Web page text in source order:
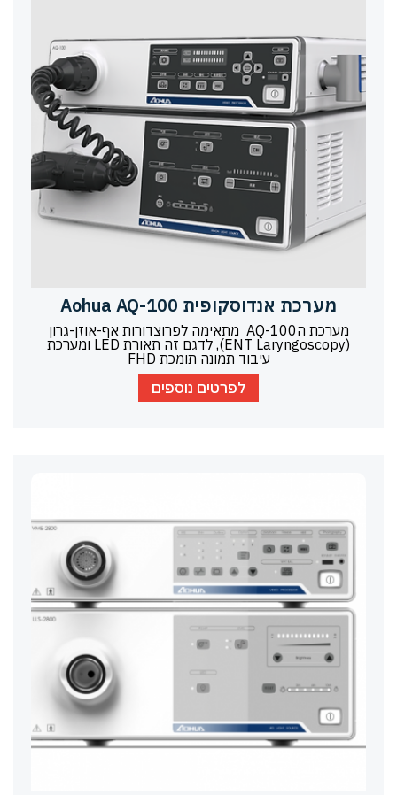
מערכת אנדוסקופית Aohua AQ-100
מערכת הAQ-100 מתאימה לפרוצדורות אף-אוזן-גרון
(ENT Laryngoscopy), לדגם זה תאורת LED ומערכת
עיבוד תמונה תומכת FHD
לפרטים נוספים